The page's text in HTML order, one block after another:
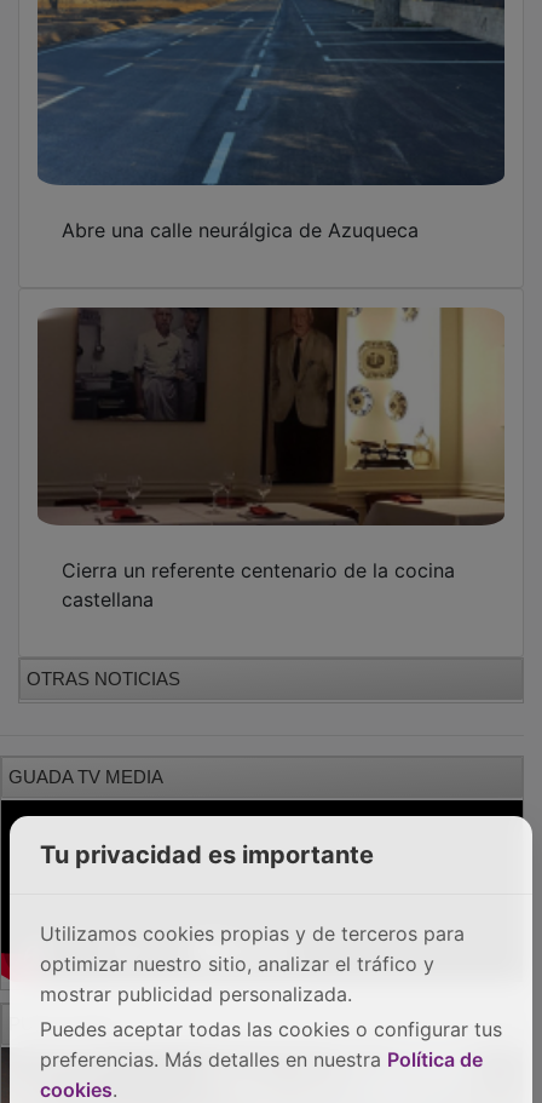
castellana
OTRAS NOTICIAS
PUBLICIDAD
Tu privacidad es importante
Utilizamos cookies propias y de terceros para
optimizar nuestro sitio, analizar el tráfico y
mostrar publicidad personalizada.
Puedes aceptar todas las cookies o configurar tus
preferencias. Más detalles en nuestra Política de
cookies.